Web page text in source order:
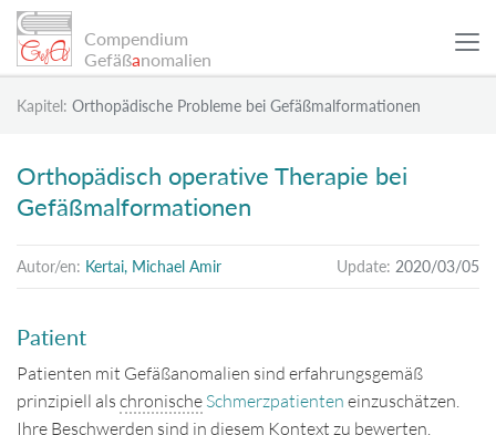
Compendium
Gefäßanomalien
PATIENTENBEISPIELE
Sitemap
Orthopädisch operative Therapie bei
Gefäßmalformationen
Kapitel: Orthopädische Probleme bei Gefäßmalformationen
Update: 2020/03/05
Autor/en: Kertai, Michael Amir
Patient
Patienten mit Gefäßanomalien sind erfahrungsgemäß
prinzipiell als chronische Schmerzpatienten einzuschätzen.
Ihre Beschwerden sind in diesem Kontext zu bewerten.